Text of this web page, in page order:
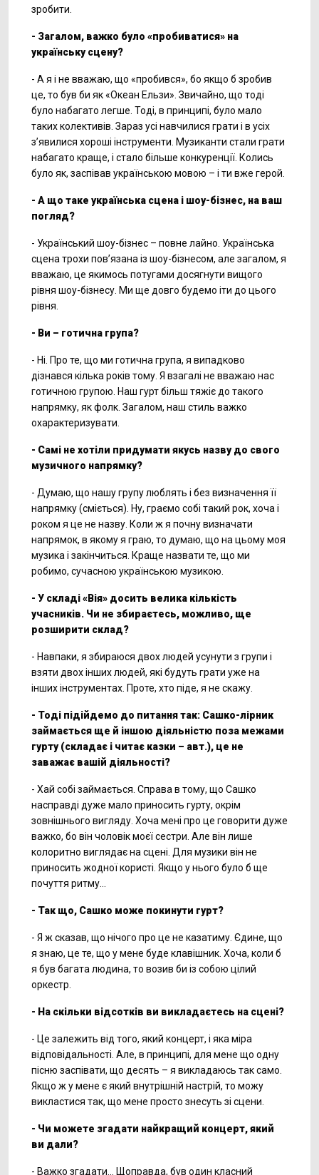
зробити.
- Загалом, важко було «пробиватися» на
українську сцену?
- А я і не вважаю, що «пробився», бо якщо б зробив
це, то був би як «Океан Ельзи». Звичайно, що тоді
було набагато легше. Тоді, в принципі, було мало
таких колективів. Зараз усі навчилися грати і в усіх
з’явилися хороші інструменти. Музиканти стали грати
набагато краще, і стало більше конкуренції. Колись
було як, заспівав українською мовою – і ти вже герой.
- А що таке українська сцена і шоу-бізнес, на ваш
погляд?
- Український шоу-бізнес – повне лайно. Українська
сцена трохи пов’язана із шоу-бізнесом, але загалом, я
вважаю, це якимось потугами досягнути вищого
рівня шоу-бізнесу. Ми ще довго будемо іти до цього
рівня.
- Ви – готична група?
- Ні. Про те, що ми готична група, я випадково
дізнався кілька років тому. Я взагалі не вважаю нас
готичною групою. Наш гурт більш тяжіє до такого
напрямку, як фолк. Загалом, наш стиль важко
охарактеризувати.
- Самі не хотіли придумати якусь назву до свого
музичного напрямку?
- Думаю, що нашу групу люблять і без визначення її
напрямку (сміється). Ну, граємо собі такий рок, хоча і
роком я це не назву. Коли ж я почну визначати
напрямок, в якому я граю, то думаю, що на цьому моя
музика і закінчиться. Краще назвати те, що ми
робимо, сучасною українською музикою.
- У складі «Вія» досить велика кількість
учасників. Чи не збираєтесь, можливо, ще
розширити склад?
- Навпаки, я збираюся двох людей усунути з групи і
взяти двох інших людей, які будуть грати уже на
інших інструментах. Проте, хто піде, я не скажу.
- Тоді підійдемо до питання так: Сашко-лірник
займається ще й іншою діяльністю поза межами
гурту (складає і читає казки – авт.), це не
заважає вашій діяльності?
- Хай собі займається. Справа в тому, що Сашко
насправді дуже мало приносить гурту, окрім
зовнішнього вигляду. Хоча мені про це говорити дуже
важко, бо він чоловік моєї сестри. Але він лише
колоритно виглядає на сцені. Для музики він не
приносить жодної користі. Якщо у нього було б ще
почуття ритму...
- Так що, Сашко може покинути гурт?
- Я ж сказав, що нічого про це не казатиму. Єдине, що
я знаю, це те, що у мене буде клавішник. Хоча, коли б
я був багата людина, то возив би із собою цілий
оркестр.
- На скільки відсотків ви викладаєтесь на сцені?
- Це залежить від того, який концерт, і яка міра
відповідальності. Але, в принципі, для мене що одну
пісню заспівати, що десять – я викладаюсь так само.
Якщо ж у мене є який внутрішній настрій, то можу
викластися так, що мене просто знесуть зі сцени.
- Чи можете згадати найкращий концерт, який
ви дали?
- Важко згадати... Щоправда, був один класний